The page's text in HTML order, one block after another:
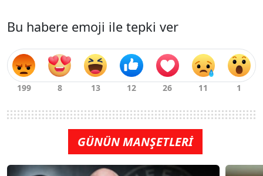
Bu habere emoji ile tepki ver
GÜNÜN MANŞETLERİ